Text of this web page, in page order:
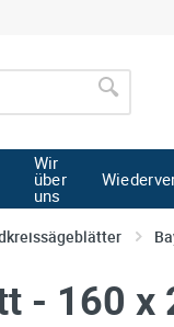
Wir
über
uns
- 160